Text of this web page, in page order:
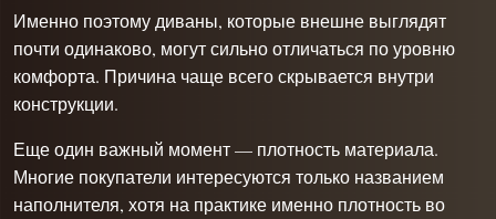
Именно поэтому диваны, которые внешне выглядят
почти одинаково, могут сильно отличаться по уровню
комфорта. Причина чаще всего скрывается внутри
конструкции.
Еще один важный момент — плотность материала.
Многие покупатели интересуются только названием
наполнителя, хотя на практике именно плотность во